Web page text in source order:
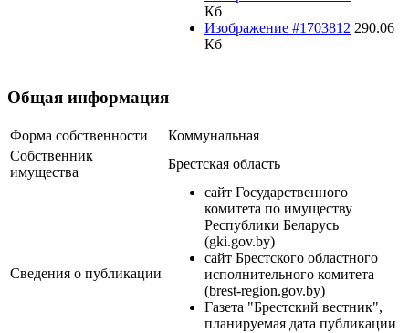
Кб
Изображение #1703812 290.06
Кб
Общая информация
Форма собственности
Коммунальная
Собственник
имущества
Брестская область
Сведения о публикации
сайт Государственного
комитета по имуществу
Республики Беларусь
(gki.gov.by)
сайт Брестского областного
исполнительного комитета
(brest-region.gov.by)
Газета "Брестский вестник",
планируемая дата публикации